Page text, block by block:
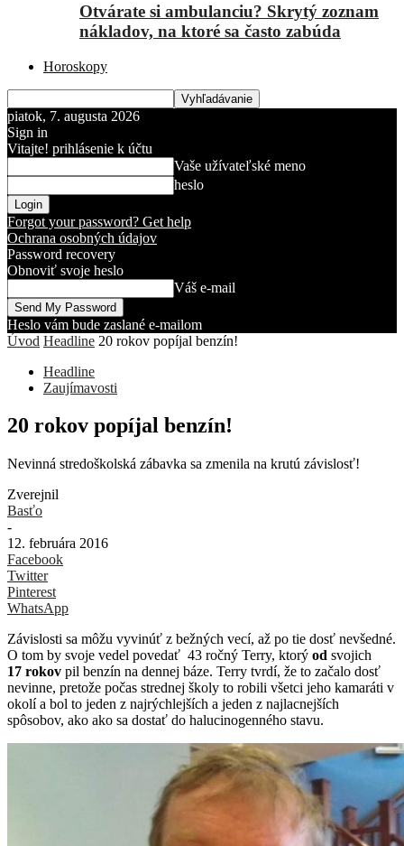
Otvárate si ambulanciu? Skrytý zoznam
nákladov, na ktoré sa často zabúda
Horoskopy
piatok, 7. augusta 2026
Sign in
Vitajte! prihlásenie k účtu
Vaše užívateľské meno
heslo
Forgot your password? Get help
Ochrana osobných údajov
Password recovery
Obnoviť svoje heslo
Váš e-mail
Heslo vám bude zaslané e-mailom
Úvod Headline 20 rokov popíjal benzín!
Headline
Zaujímavosti
20 rokov popíjal benzín!
Nevinná stredoškolská zábavka sa zmenila na krutú závislosť!
Zverejnil
Basťo
-
12. februára 2016
Facebook
Twitter
Pinterest
WhatsApp
Závislosti sa môžu vyvinúť z bežných vecí, až po tie dosť nevšedné.
O tom by svoje vedel povedať 43 ročný Terry, ktorý od svojich
17 rokov pil benzín na dennej báze. Terry tvrdí, že to začalo dosť
nevinne, pretože počas strednej školy to robili všetci jeho kamaráti v
okolí a bol to jeden z najrýchlejších a jeden z najlacnejších
spôsobov, ako ako sa dostať do halucinogenného stavu.